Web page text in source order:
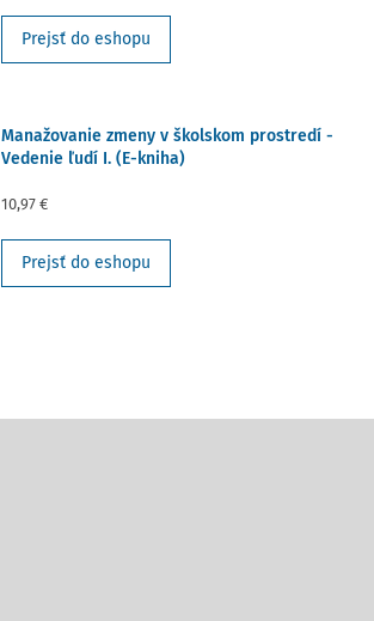
Prejsť do eshopu
Manažovanie zmeny v školskom prostredí -
Vedenie ľudí I. (E-kniha)
10,97 €
Prejsť do eshopu